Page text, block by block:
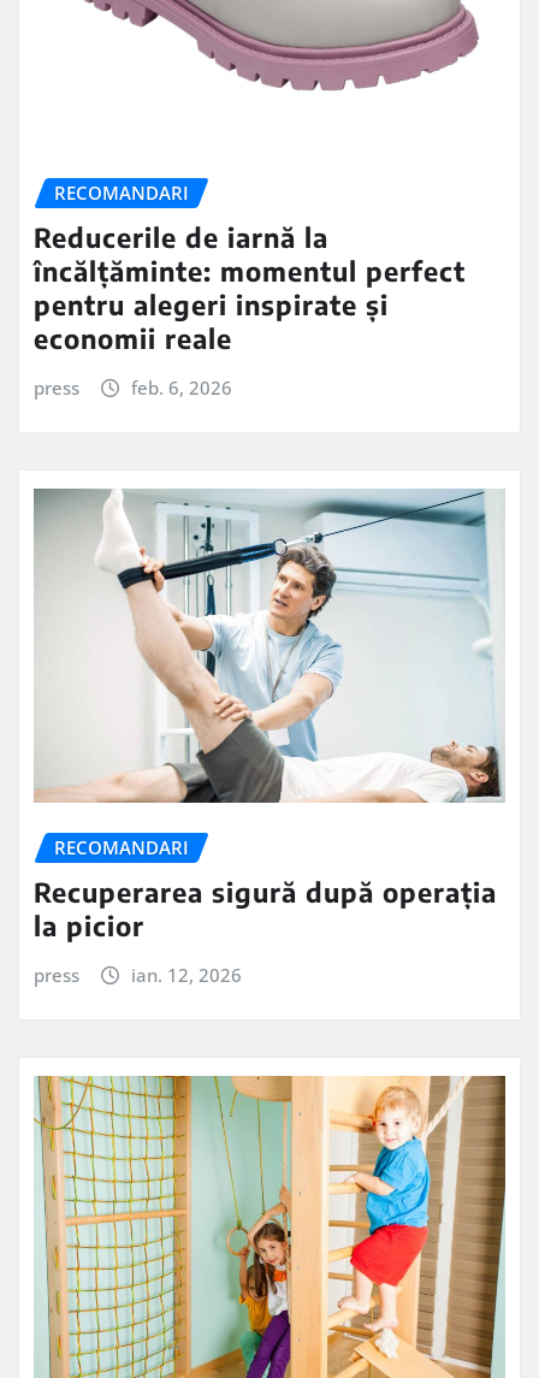
RECOMANDARI
Reducerile de iarnă la
încălțăminte: momentul perfect
pentru alegeri inspirate și
economii reale
press feb. 6, 2026
RECOMANDARI
Recuperarea sigură după operația
la picior
press ian. 12, 2026